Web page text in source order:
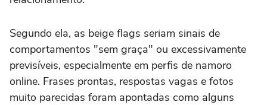
Segundo ela, as beige flags seriam sinais de
comportamentos "sem graça" ou excessivamente
previsíveis, especialmente em perfis de namoro
online. Frases prontas, respostas vagas e fotos
muito parecidas foram apontadas como alguns